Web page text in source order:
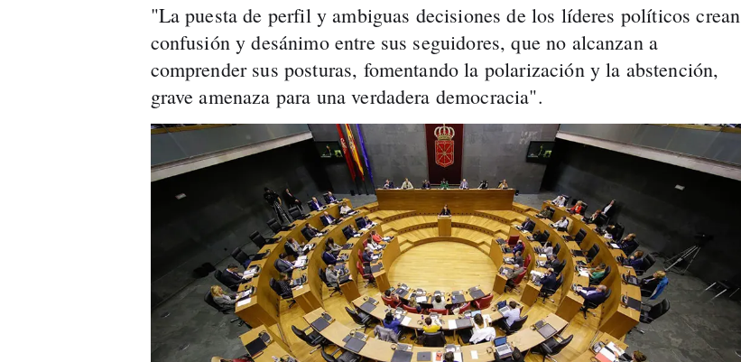
"La puesta de perfil y ambiguas decisiones de los líderes políticos crean
confusión y desánimo entre sus seguidores, que no alcanzan a
comprender sus posturas, fomentando la polarización y la abstención,
grave amenaza para una verdadera democracia".